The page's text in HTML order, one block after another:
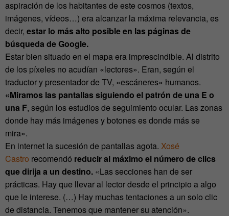
aspiración de los habitantes de este cosmos (textos,
imágenes, vídeos…) era alcanzar la máxima relevancia, es
decir, estar lo más alto posible en las páginas de
búsqueda de Google.
Estar bien situado en el mapa era imprescindible. Al distrito
de los píxeles no acudían «lectores». Eran, según el
traductor y presentador de TV, «escáneres» humanos.
«Miramos las pantallas siguiendo el patrón de una E o
una F, según los estudios de seguimiento ocular. Las zonas
donde hay más imágenes y botones es donde más se
mira».
En internet la sucesión de pantallas agota. Xosé
Castro recomendó reducir al máximo el número de clics
que dirija a un destino. «Las secciones han de ser
prácticas. Hay que llevar al lector desde el principio a algo
que le interese. (…) Hay muchas tentaciones a un solo clic
de distancia. Tenemos que mantener su atención».